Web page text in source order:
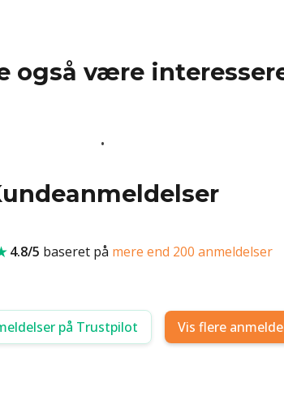
også være
4.8/5 baseret på mere end 200 anmeldelser
på Trustpilot Vis flere